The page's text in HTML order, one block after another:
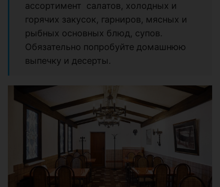
ассортимент салатов, холодных и
горячих закусок, гарниров, мясных и
рыбных основных блюд, супов.
Обязательно попробуйте домашнюю
выпечку и десерты.